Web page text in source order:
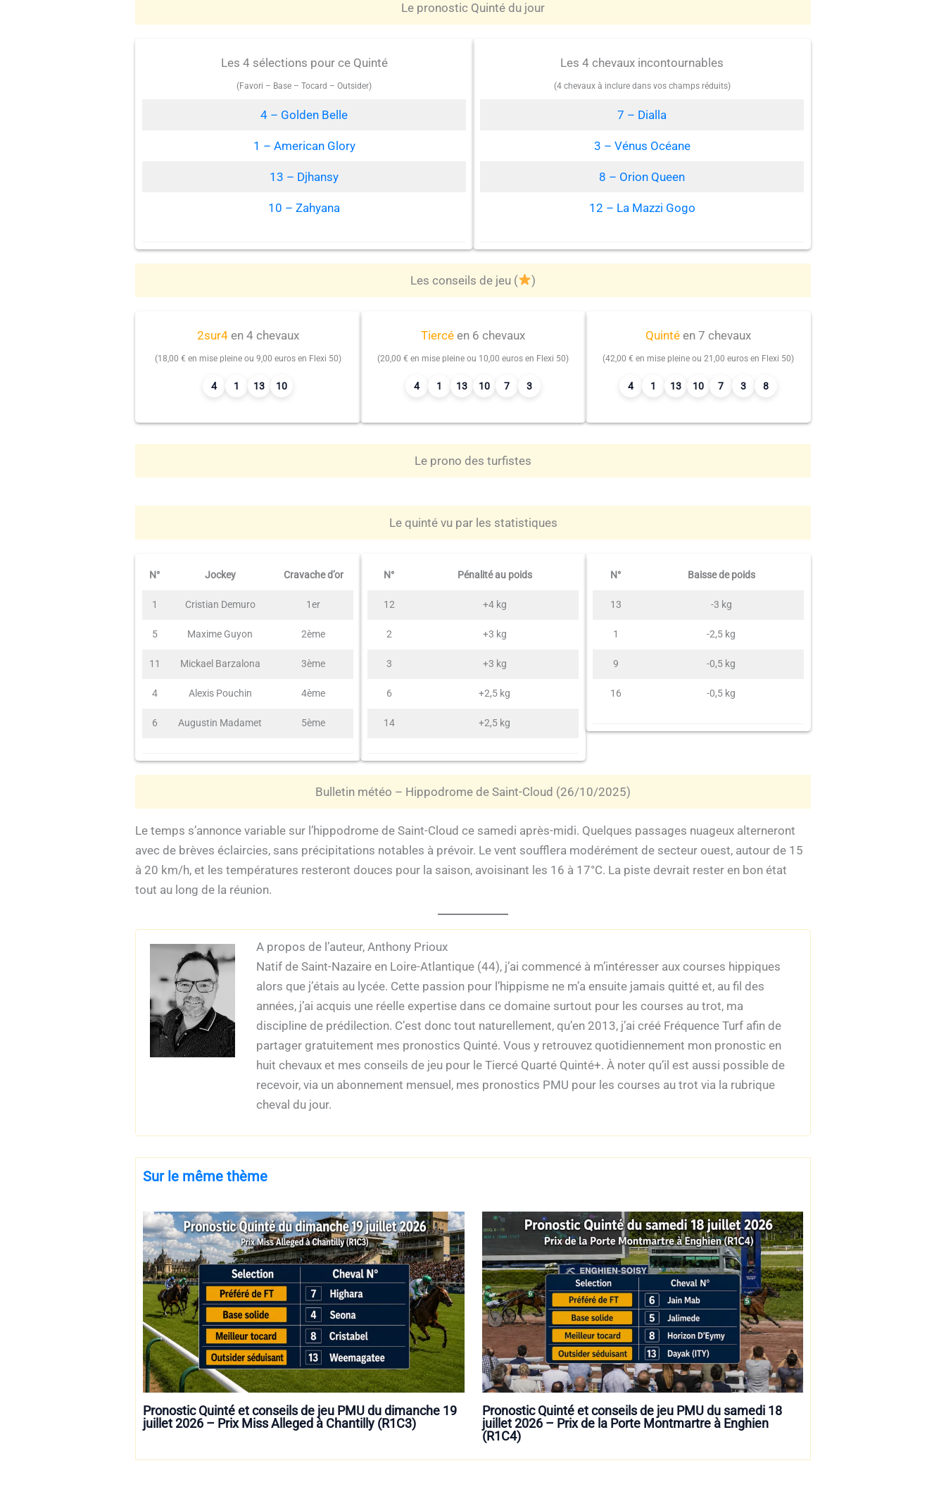
Le pronostic Quinté du jour
Les 4 sélections pour ce Quinté
(Favori – Base – Tocard – Outsider)
4 – Golden Belle
1 – American Glory
13 – Djhansy
10 – Zahyana
Les 4 chevaux incontournables
(4 chevaux à inclure dans vos champs réduits)
7 – Dialla
3 – Vénus Océane
8 – Orion Queen
12 – La Mazzi Gogo
Les conseils de jeu ( )
2sur4en 4 chevaux
(18,00 € en mise pleine ou 9,00 euros en Flexi 50)
4 1 13 10
Tiercé en 6 chevaux
(20,00 € en mise pleine ou 10,00 euros en Flexi 50)
4 1 13 10 7 3
Quinté en 7 chevaux
(42,00 € en mise pleine ou 21,00 euros en Flexi 50)
4 1 13 10 7 3 8
Le prono des turfistes
Le quinté vu par les statistiques
N° Jockey Cravache d’or
1 Cristian Demuro 1er
5 Maxime Guyon 2ème
11 Mickael Barzalona 3ème
4 Alexis Pouchin 4ème
6 Augustin Madamet 5ème
N° Pénalité au poids
12 +4 kg
2 +3 kg
3 +3 kg
6 +2,5 kg
14 +2,5 kg
N° Baisse de poids
13 -3 kg
1 -2,5 kg
9 -0,5 kg
16 -0,5 kg
Bulletin météo – Hippodrome de Saint-Cloud (26/10/2025)
Le temps s’annonce variable sur l’hippodrome de Saint-Cloud ce samedi après-midi. Quelques passages nuageux alterneront
avec de brèves éclaircies, sans précipitations notables à prévoir. Le vent soufflera modérément de secteur ouest, autour de 15
à 20 km/h, et les températures resteront douces pour la saison, avoisinant les 16 à 17°C. La piste devrait rester en bon état
tout au long de la réunion.
A propos de l’auteur, Anthony Prioux
Natif de Saint-Nazaire en Loire-Atlantique (44), j’ai commencé à m’intéresser aux courses hippiques
alors que j’étais au lycée. Cette passion pour l’hippisme ne m’a ensuite jamais quitté et, au fil des
années, j’ai acquis une réelle expertise dans ce domaine surtout pour les courses au trot, ma
discipline de prédilection. C’est donc tout naturellement, qu’en 2013, j’ai créé Fréquence Turf afin de
partager gratuitement mes pronostics Quinté. Vous y retrouvez quotidiennement mon pronostic en
huit chevaux et mes conseils de jeu pour le Tiercé Quarté Quinté+. À noter qu’il est aussi possible de
recevoir, via un abonnement mensuel, mes pronostics PMU pour les courses au trot via la rubrique
cheval du jour.
Sur le même thème
Pronostic Quinté et conseils de jeu PMU du dimanche 19
juillet 2026 – Prix Miss Alleged à Chantilly (R1C3)
Pronostic Quinté et conseils de jeu PMU du samedi 18
juillet 2026 – Prix de la Porte Montmartre à Enghien
(R1C4)